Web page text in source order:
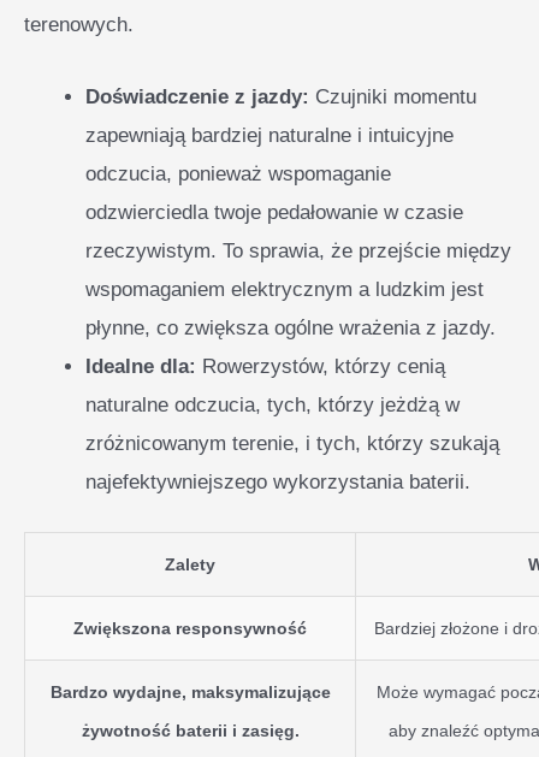
terenowych.
Doświadczenie z jazdy: Czujniki momentu
zapewniają bardziej naturalne i intuicyjne
odczucia, ponieważ wspomaganie
odzwierciedla twoje pedałowanie w czasie
rzeczywistym. To sprawia, że przejście między
wspomaganiem elektrycznym a ludzkim jest
płynne, co zwiększa ogólne wrażenia z jazdy.
Idealne dla: Rowerzystów, którzy cenią
naturalne odczucia, tych, którzy jeżdżą w
zróżnicowanym terenie, i tych, którzy szukają
najefektywniejszego wykorzystania baterii.
Zalety
Zwiększona responsywność Bardziej złożone i
Bardzo wydajne, maksymalizujące
żywotność baterii i zasięg.
Może wymagać
aby znaleźć